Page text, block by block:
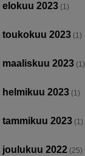
elokuu 2023 (1)
toukokuu 2023 (1)
maaliskuu 2023 (1)
helmikuu 2023 (1)
tammikuu 2023 (1)
joulukuu 2022 (25)